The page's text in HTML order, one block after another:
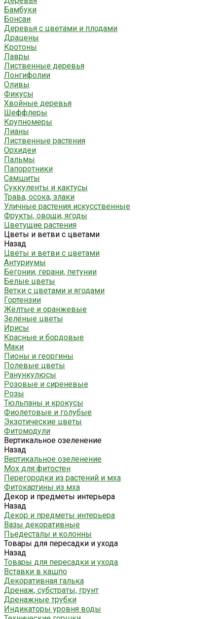
Бамбуки
Бонсаи
Деревья с цветами и плодами
Драцены
Кротоны
Лавры
Лиственные деревья
Лонгифолии
Оливы
Фикусы
Хвойные деревья
Шеффлеры
Крупномеры
Лианы
Лиственные растения
Орхидеи
Пальмы
Папоротники
Самшиты
Суккуленты и кактусы
Трава, осока, злаки
Уличные растения искусственные
Фрукты, овощи, ягоды
Цветущие растения
Цветы и ветви с цветами
Назад
Цветы и ветви с цветами
Антуриумы
Бегонии, герани, петунии
Белые цветы
Ветки с цветами и ягодами
Гортензии
Жёлтые и оранжевые
Зелёные цветы
Ирисы
Красные и бордовые
Маки
Пионы и георгины
Полевые цветы
Ранункулюсы
Розовые и сиреневые
Розы
Тюльпаны и крокусы
Фиолетовые и голубые
Экзотические цветы
Фитомодули
Вертикальное озеленение
Назад
Вертикальное озеленение
Мох для фитостен
Перегородки из растений и мха
Фитокартины из мха
Декор и предметы интерьера
Назад
Декор и предметы интерьера
Вазы декоративные
Пьедесталы и колонны
Товары для пересадки и ухода
Назад
Товары для пересадки и ухода
Вставки в кашпо
Декоративная галька
Дренаж, субстраты, грунт
Дренажные трубки
Индикаторы уровня воды